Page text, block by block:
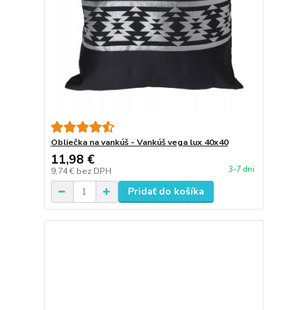
Obliečka na vankúš - Vankúš vega lux 40x40
11,98 €
9,74 € bez DPH 3-7 dni
Pridať do košíka